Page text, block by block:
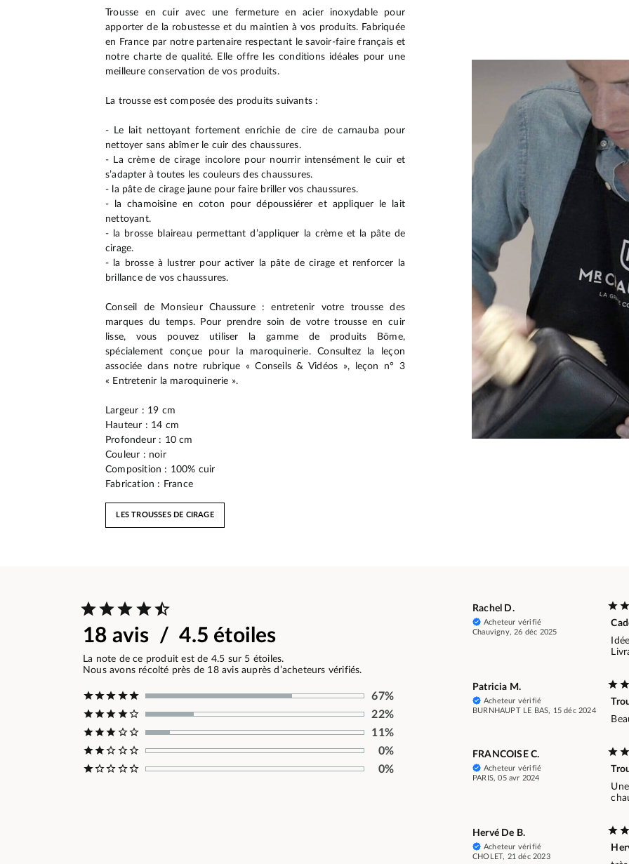
Trousse en cuir avec une fermeture en acier inoxydable pour
apporter de la robustesse et du maintien à vos produits. Fabriquée
en France par notre partenaire respectant le savoir-faire français et
notre charte de qualité. Elle offre les conditions idéales pour une
meilleure conservation de vos produits.
La trousse est composée des produits suivants :
- Le lait nettoyant fortement enrichie de cire de carnauba pour
nettoyer sans abîmer le cuir des chaussures.
- La crème de cirage incolore pour nourrir intensément le cuir et
s’adapter à toutes les couleurs des chaussures.
- la pâte de cirage jaune pour faire briller vos chaussures.
- la chamoisine en coton pour dépoussiérer et appliquer le lait
nettoyant.
- la brosse blaireau permettant d’appliquer la crème et la pâte de
cirage.
- la brosse à lustrer pour activer la pâte de cirage et renforcer la
brillance de vos chaussures.
Conseil de Monsieur Chaussure : entretenir votre trousse des
marques du temps. Pour prendre soin de votre trousse en cuir
lisse, vous pouvez utiliser la gamme de produits Bōme,
spécialement conçue pour la maroquinerie. Consultez la leçon
associée dans notre rubrique « Conseils & Vidéos », leçon n° 3
« Entretenir la maroquinerie ».
Largeur : 19 cm
Hauteur : 14 cm
Profondeur : 10 cm
Couleur : noir
Composition : 100% cuir
Fabrication : France
LES TROUSSES DE CIRAGE
18 avis / 4.5 étoiles
La note de ce produit est de 4.5 sur 5 étoiles.
Nous avons récolté près de 18 avis auprès d’acheteurs vérifiés.
67%
22%
11%
0%
0%
Rachel D.
Acheteur vérifié
Chauvigny, 26 déc 2025
Patricia M.
Acheteur vérifié
BURNHAUPT LE BAS, 15 déc 2024
FRANCOISE C.
Acheteur vérifié
PARIS, 05 avr 2024
Hervé De B.
Acheteur vérifié
CHOLET, 21 déc 2023